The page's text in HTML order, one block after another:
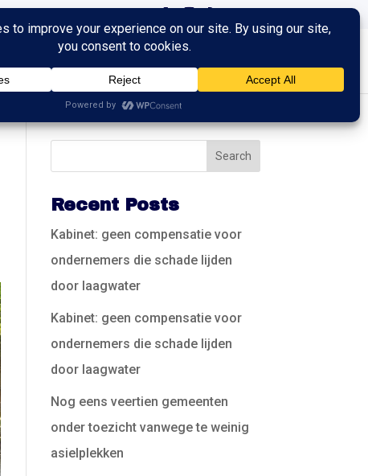
Recent Posts
Kabinet: geen compensatie voor
ondernemers die schade lijden
door laagwater
Kabinet: geen compensatie voor
ondernemers die schade lijden
door laagwater
Nog eens veertien gemeenten
onder toezicht vanwege te weinig
asielplekken